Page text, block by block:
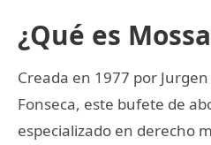
¿Qué es
Creada en 1977 por
Fonseca, este bufete de
especializado en derecho